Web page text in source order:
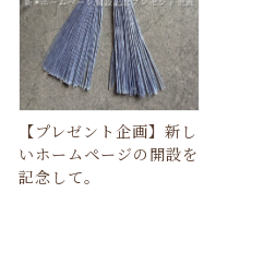
【プレゼント企画】新し
いホームページの開設を
記念して。